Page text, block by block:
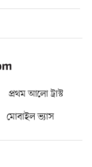
প্রথম আলো ট্রাস্ট
মোবাইল ভ্যাস